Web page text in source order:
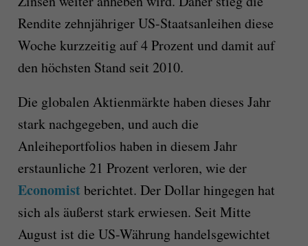
Rendite zehnjähriger US-Staatsanleihen diese
Woche kurzzeitig auf 4 Prozent und damit auf
den höchsten Stand seit 2010.
Die globalen Aktienmärkte haben dieses Jahr
stark nachgegeben, und auch die
Anleiheportfolios haben in diesem Jahr
erstaunliche 21 Prozent verloren, wie der
Economist berichtet. Der Dollar hingegen hat
sich als äußerst stark erwiesen. Seit Mitte
August ist die US-Währung handelsgewichtet